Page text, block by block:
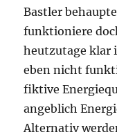
Bastler
funktioniere
heutzutage klar
eben nicht
fiktive
angeblich
Alternativ